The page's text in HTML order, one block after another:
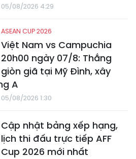
05/08/2026 4:29
ASEAN CUP 2026
Việt Nam vs Campuchia
20h00 ngày 07/8: Thắng
giòn giã tại Mỹ Đình, xây
A
05/08/2026 1:30
Cập nhật bảng xếp hạng,
lịch thi đấu trực tiếp AFF
Cup 2026 mới nhất